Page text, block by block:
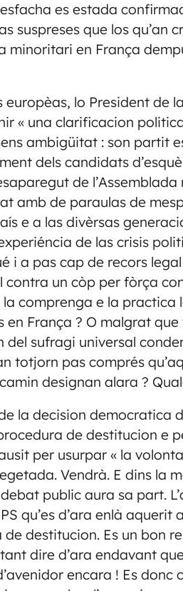
es estada
suspreses que los qu’an
minoritari en França
lo President de
« una clarificacion
ambigüitat : son partit
dels candidats
de
amb de paraulas de
e a las divèrsas
de las crisis
i a pas cap de recors
un còp per fòrça
comprenga e la
França ? O malgrat que
sufragi universal
totjorn pas comprés
designan alara ?
la decision democratica
de destitucion e
per usurpar « la
Vendrà. E dins la
public aura sa part.
qu’es d’ara enlà aquerit
destitucion. Es un bon
dire d’ara endavant
encara ! Es donc